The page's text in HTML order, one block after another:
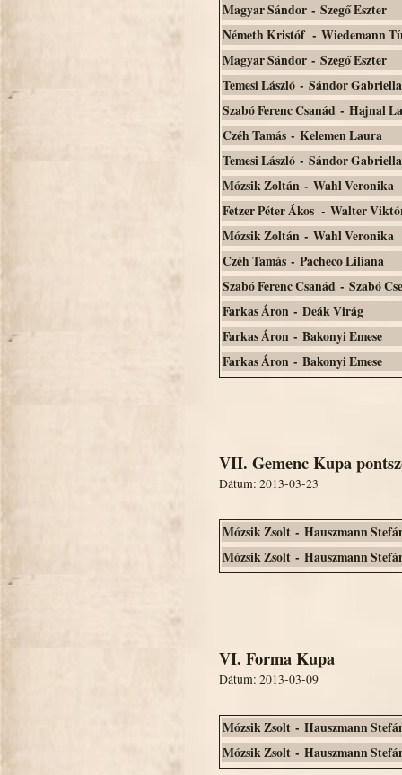
Magyar Sándor - Szegő Eszter
Németh Kristóf - Wiedemann
Magyar Sándor - Szegő Eszter
Temesi László - Sándor Gabriella
Szabó Ferenc Csanád - Hajnal
Czéh Tamás - Kelemen Laura
Temesi László - Sándor Gabriella
Mózsik Zoltán - Wahl Veronika
Fetzer Péter Ákos - Walter
Mózsik Zoltán - Wahl Veronika
Czéh Tamás - Pacheco Liliana
Szabó Ferenc Csanád - Szabó
Farkas Áron - Deák Virág
Farkas Áron - Bakonyi Emese
Farkas Áron - Bakonyi Emese
VII. Gemenc Kupa
Dátum: 2013-03-23
Mózsik Zsolt - Hauszmann
Mózsik Zsolt - Hauszmann
VI. Forma Kupa
Dátum: 2013-03-09
Mózsik Zsolt - Hauszmann
Mózsik Zsolt - Hauszmann